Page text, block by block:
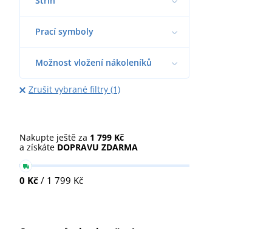
Prací symboly
Možnost vložení nákoleníků
Zrušit vybrané filtry (1)
Nakupte ještě za 1 799 Kč
a získáte DOPRAVU ZDARMA
0 Kč / 1 799 Kč